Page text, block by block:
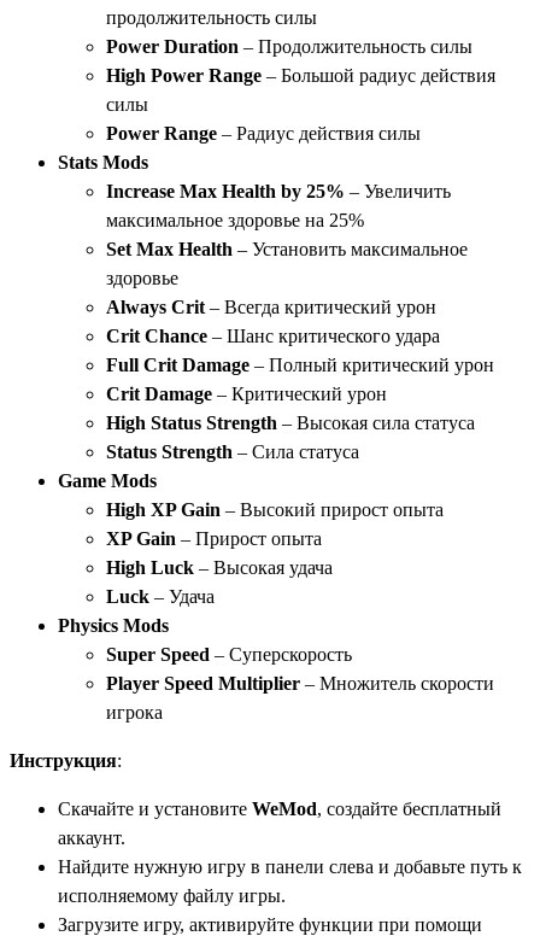
продолжительность силы
Power Duration – Продолжительность силы
High Power Range – Большой радиус действия
силы
Power Range – Радиус действия силы
Stats Mods
Increase Max Health by 25% – Увеличить
максимальное здоровье на 25%
Set Max Health – Установить максимальное
здоровье
Always Crit – Всегда критический урон
Crit Chance – Шанс критического удара
Full Crit Damage – Полный критический урон
Crit Damage – Критический урон
High Status Strength – Высокая сила статуса
Status Strength – Сила статуса
Game Mods
High XP Gain – Высокий прирост опыта
XP Gain – Прирост опыта
High Luck – Высокая удача
Luck – Удача
Physics Mods
Super Speed – Суперскорость
Player Speed Multiplier – Множитель скорости
игрока
Инструкция:
Скачайте и установите WeMod, создайте бесплатный
аккаунт.
Найдите нужную игру в панели слева и добавьте путь к
исполняемому файлу игры.
Загрузите игру, активируйте функции при помощи